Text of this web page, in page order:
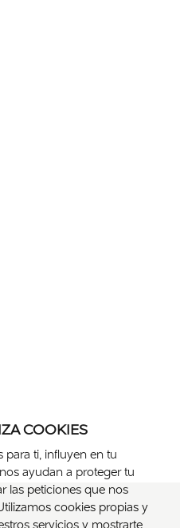
COOKIES
para ti, influyen en tu
ayudan a proteger tu
las peticiones que nos
cookies propias y
servicios y mostrarte